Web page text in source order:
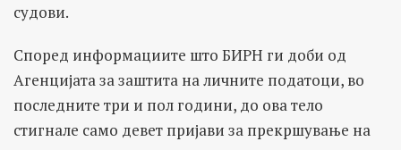
судови.
Според информациите што БИРН ги доби од
Агенцијата за заштита на личните податоци, во
последните три и пол години, до ова тело
стигнале само девет пријави за прекршување на